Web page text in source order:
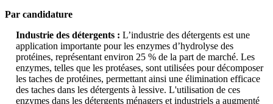
Par candidature
Industrie des détergents : L’industrie des détergents est une
application importante pour les enzymes d’hydrolyse des
protéines, représentant environ 25 % de la part de marché. Les
enzymes, telles que les protéases, sont utilisées pour décomposer
les taches de protéines, permettant ainsi une élimination efficace
des taches dans les détergents à lessive. L'utilisation de ces
enzymes dans les détergents ménagers et industriels a augmenté